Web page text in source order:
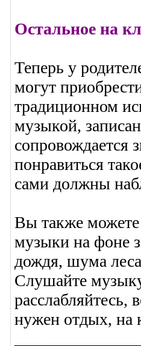
Остальное на
Теперь у
могут
традиционном
музыкой,
сопровождается
понравиться
сами должны
Вы также можете
музыки на фоне
дождя, шума
Слушайте
расслабляйтесь,
нужен отдых, на